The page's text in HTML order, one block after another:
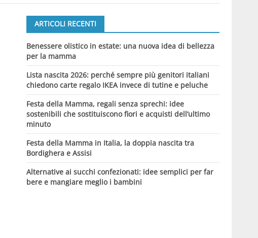
ARTICOLI RECENTI
Benessere olistico in estate: una nuova idea di bellezza
per la mamma
Lista nascita 2026: perché sempre più genitori italiani
chiedono carte regalo IKEA invece di tutine e peluche
Festa della Mamma, regali senza sprechi: idee
sostenibili che sostituiscono fiori e acquisti dell’ultimo
minuto
Festa della Mamma in Italia, la doppia nascita tra
Bordighera e Assisi
Alternative ai succhi confezionati: idee semplici per far
bere e mangiare meglio i bambini